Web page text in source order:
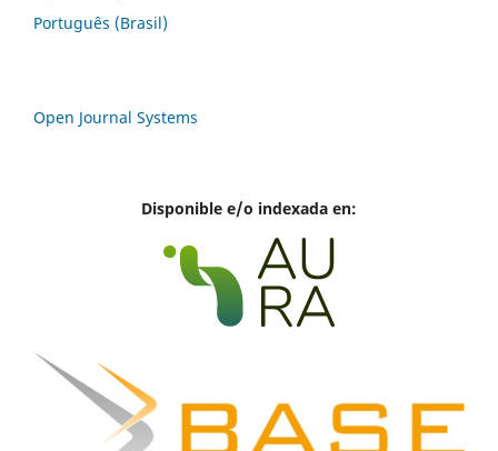
Português (Brasil)
Open Journal Systems
Disponible e/o indexada en: